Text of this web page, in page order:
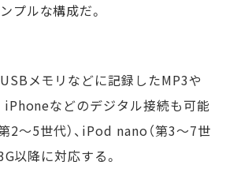
プルな構成だ。
メモリなどに記録したMP3や
iPhoneなどのデジタル接続も可能
2～5世代）、iPod nano（第3～7世
以降に対応する。